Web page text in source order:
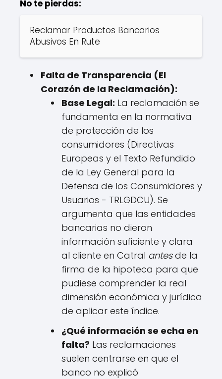
No te pierdas:
Reclamar Productos Bancarios
Abusivos En Rute
Falta de Transparencia (El
Corazón de la Reclamación):
Base Legal: La reclamación se
fundamenta en la normativa
de protección de los
consumidores (Directivas
Europeas y el Texto Refundido
de la Ley General para la
Defensa de los Consumidores y
Usuarios - TRLGDCU). Se
argumenta que las entidades
bancarias no dieron
información suficiente y clara
al cliente en Catral antesde la
firma de la hipoteca para que
pudiese comprender la real
dimensión económica y jurídica
de aplicar este índice.
¿Qué información se echa en
falta? Las reclamaciones
suelen centrarse en que el
banco no explicó